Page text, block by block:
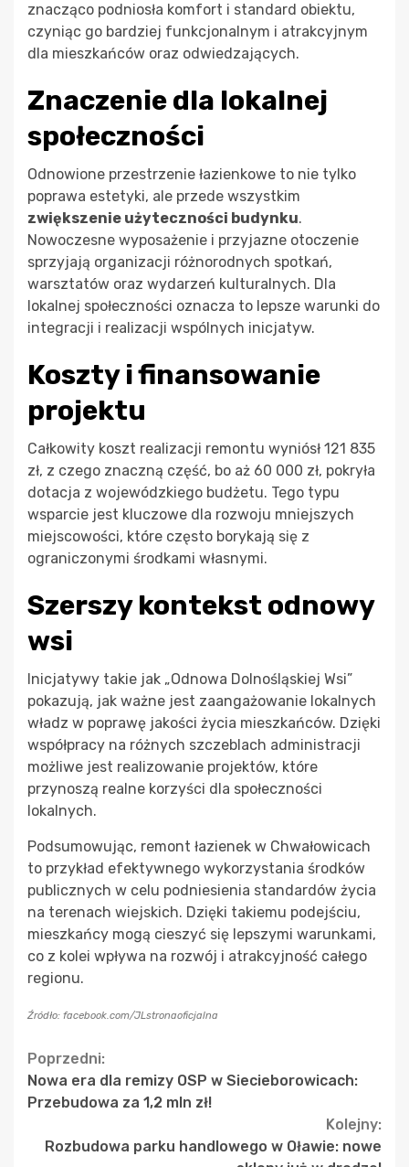
znacząco podniosła komfort i standard obiektu,
czyniąc go bardziej funkcjonalnym i atrakcyjnym
dla mieszkańców oraz odwiedzających.
Znaczenie dla lokalnej
społeczności
Odnowione przestrzenie łazienkowe to nie tylko
poprawa estetyki, ale przede wszystkim
zwiększenie użyteczności budynku.
Nowoczesne wyposażenie i przyjazne otoczenie
sprzyjają organizacji różnorodnych spotkań,
warsztatów oraz wydarzeń kulturalnych. Dla
lokalnej społeczności oznacza to lepsze warunki do
integracji i realizacji wspólnych inicjatyw.
Koszty i finansowanie
projektu
Całkowity koszt realizacji remontu wyniósł 121 835
zł, z czego znaczną część, bo aż 60 000 zł, pokryła
dotacja z wojewódzkiego budżetu. Tego typu
wsparcie jest kluczowe dla rozwoju mniejszych
miejscowości, które często borykają się z
ograniczonymi środkami własnymi.
Szerszy kontekst odnowy
wsi
Inicjatywy takie jak „Odnowa Dolnośląskiej Wsi”
pokazują, jak ważne jest zaangażowanie lokalnych
władz w poprawę jakości życia mieszkańców. Dzięki
współpracy na różnych szczeblach administracji
możliwe jest realizowanie projektów, które
przynoszą realne korzyści dla społeczności
lokalnych.
Podsumowując, remont łazienek w Chwałowicach
to przykład efektywnego wykorzystania środków
publicznych w celu podniesienia standardów życia
na terenach wiejskich. Dzięki takiemu podejściu,
mieszkańcy mogą cieszyć się lepszymi warunkami,
co z kolei wpływa na rozwój i atrakcyjność całego
regionu.
Źródło: facebook.com/JLstronaoficjalna
Continue
Reading
Poprzedni:
Nowa era dla remizy OSP w Siecieborowicach:
Przebudowa za 1,2 mln zł!
Kolejny:
Rozbudowa parku handlowego w Oławie: nowe